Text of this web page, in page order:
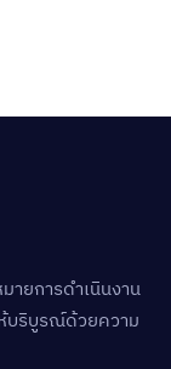
ายการดำเนินงาน
บริบูรณ์ด้วยความ